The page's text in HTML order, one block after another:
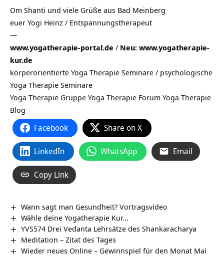
Om Shanti und viele Grüße aus Bad Meinberg
euer Yogi Heinz / Entspannungstherapeut
—
www.yogatherapie-portal.de / Neu: www.yogatherapie-
kur.de
körperorientierte Yoga Therapie Seminare / psychologische
Yoga Therapie Seminare
Yoga Therapie Gruppe Yoga Therapie Forum Yoga Therapie
Blog
Facebook Share on X
LinkedIn WhatsApp Email
Copy Link
Wann sagt man Gesundheit? Vortragsvideo
Wähle deine Yogatherapie Kur…
YVS574 Drei Vedanta Lehrsätze des Shankaracharya
Meditation – Zitat des Tages
Wieder neues Online – Gewinnspiel für den Monat Mai